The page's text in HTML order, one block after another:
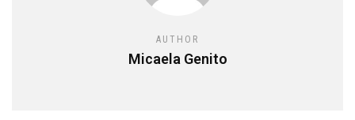
AUTHOR
Micaela Genito